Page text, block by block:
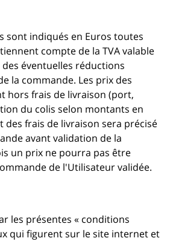
sont indiqués en Euros toutes
compte de la TVA valable
des éventuelles réductions
la commande. Les prix des
hors frais de livraison (port,
du colis selon montants en
des frais de livraison sera précisé
avant validation de la
un prix ne pourra pas être
de l'Utilisateur validée.
les présentes « conditions
qui figurent sur le site internet et